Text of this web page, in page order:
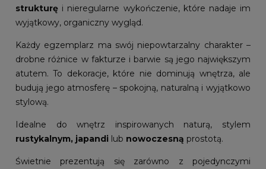
strukturę i nieregularne wykończenie, które nadaje im
wyjątkowy, organiczny wygląd.
Każdy egzemplarz ma swój niepowtarzalny charakter –
drobne różnice w fakturze i barwie są jego największym
atutem. To dekoracje, które nie dominują wnętrza, ale
budują jego atmosferę – spokojną, naturalną i wyjątkowo
stylową.
Idealne do wnętrz inspirowanych naturą, stylem
rustykalnym, japandi lub nowoczesną prostotą.
Świetnie prezentują się zarówno z pojedynczymi